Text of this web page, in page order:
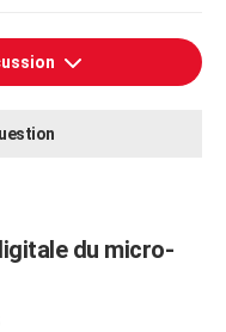
du micro-